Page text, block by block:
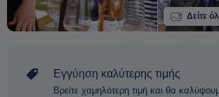
Δείτε
Εγγύηση καλύτερης τιμής
Βρείτε χαμηλότερη τιμή και θα